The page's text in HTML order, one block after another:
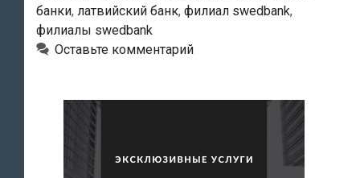
банки, латвийский банк, филиал swedbank,
филиалы swedbank
Оставьте комментарий